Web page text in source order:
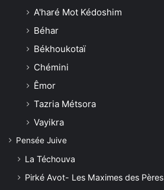
A'haré Mot Kédoshim
Béhar
Békhoukotaï
Chémini
Êmor
Tazria Métsora
Vayikra
Pensée Juive
La Téchouva
Pirké Avot- Les Maximes des Pères